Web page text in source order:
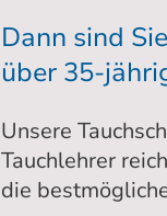
Dann sind
über 35-
Unsere
Tauchlehrer
die